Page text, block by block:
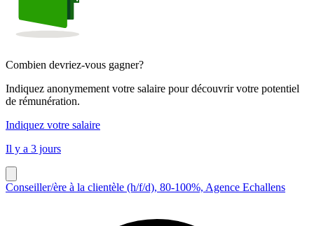
Combien devriez-vous gagner?
Indiquez anonymement votre salaire pour découvrir votre potentiel
de rémunération.
Indiquez votre salaire
Il y a 3 jours
Conseiller/ère à la clientèle (h/f/d), 80-100%, Agence Echallens